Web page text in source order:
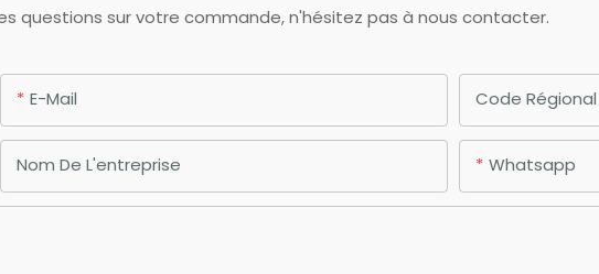
questions sur votre commande, n'hésitez pas à nous contacter.
E-Mail Code Régional
Nom De L'entreprise Whatsapp